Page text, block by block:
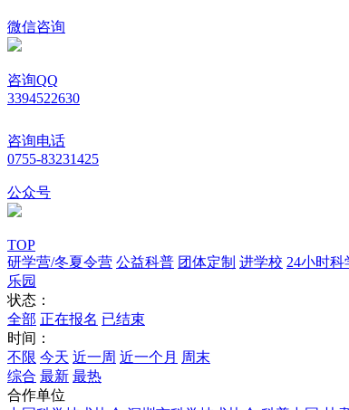
微信咨询
咨询QQ
3394522630
咨询电话
0755-83231425
公众号
TOP
研学营/冬夏令营 公益科普 团体定制 进学校 24小时科
乐园
状态：
全部 正在报名 已结束
时间：
不限 今天 近一周 近一个月 周末
综合 最新 最热
合作单位